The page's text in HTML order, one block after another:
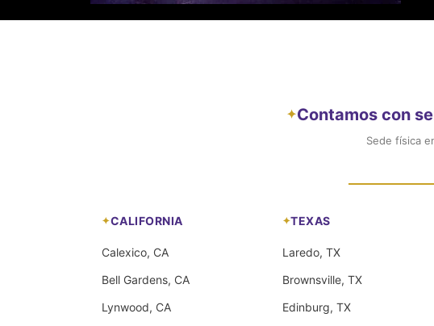
✦Contamos con
Sede física
CALIFORNIA
Calexico, CA
Bell Gardens, CA
Lynwood, CA
TEXAS
Laredo, TX
Brownsville, TX
Edinburg, TX